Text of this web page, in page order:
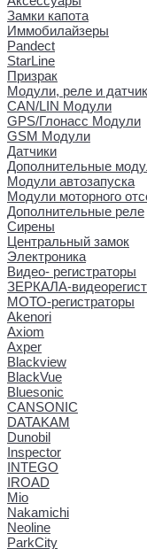
Замки капота
Иммобилайзеры
Pandect
StarLine
Призрак
Модули, реле и
CAN/LIN Модули
GPS/Глонасс Модули
GSM Модули
Датчики
Дополнительные
Модули автозапуска
Модули моторного
Дополнительные реле
Сирены
Центральный замок
Электроника
Видео- регистраторы
ЗЕРКАЛА-
МОТО-регистраторы
Akenori
Axiom
Axper
Blackview
BlackVue
Bluesonic
CANSONIC
DATAKAM
Dunobil
Inspector
INTEGO
IROAD
Mio
Nakamichi
Neoline
ParkCity